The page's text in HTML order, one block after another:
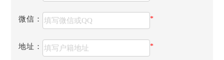
技术学院、四川三河职业学院、四川希望汽车职业学院、四
川文轩职业学院、四川应用技术职业学院...
微信： *
地址： *